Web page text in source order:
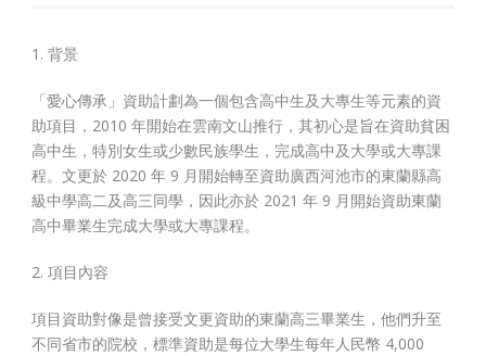
1. 背景
「愛心傳承」資助計劃為一個包含高中生及大專生等元素的資
助項目，2010 年開始在雲南文山推行，其初心是旨在資助貧困
高中生，特別女生或少數民族學生，完成高中及大學或大專課
程。文更於 2020 年 9 月開始轉至資助廣西河池市的東蘭縣高
級中學高二及高三同學，因此亦於 2021 年 9 月開始資助東蘭
高中畢業生完成大學或大專課程。
2. 項目內容
項目資助對像是曾接受文更資助的東蘭高三畢業生，他們升至
不同省市的院校，標準資助是每位大學生每年人民幣 4,000